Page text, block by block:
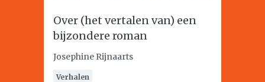
Over (het vertalen van) een
bijzondere roman
Josephine Rijnaarts
Verhalen